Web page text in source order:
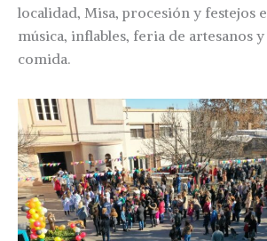
localidad, Misa, procesión y festejos
música, inflables, feria de artesanos y
comida.